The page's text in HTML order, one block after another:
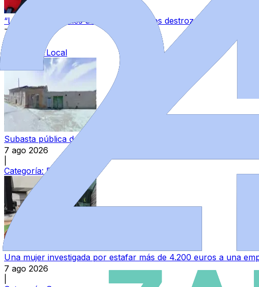
“Los guardias civiles de Zamora estamos destrozados”: la
7 ago 2026
Categoría:Local
Subasta pública de bienes del Estado en Zamora: varios
7 ago 2026
Categoría:Provincia
Una mujer investigada por estafar más de 4.200 euros a una
7 ago 2026